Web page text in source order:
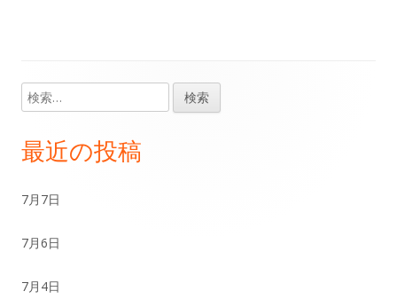
メ
イ
サ
イ
ド
検
索:
最近の投稿
7月7日
7月6日
7月4日